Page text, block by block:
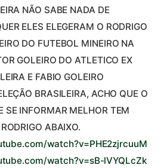
NÃO SABE NADA DE
ELES ELEGERAM O RODRIGO
DO FUTEBOL MINEIRO NA
GOLEIRO DO ATLETICO EX
E FABIO GOLEIRO
BRASILEIRA, ACHO QUE O
SE INFORMAR MELHOR TEM
ABAIXO.
watch?v=PHE2zjrcuuM
watch?v=sB-lVYQLcZk